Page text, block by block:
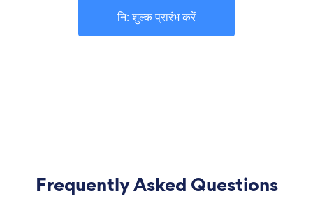
नि: शुल्क प्रारंभ करें
Frequently Asked Questions